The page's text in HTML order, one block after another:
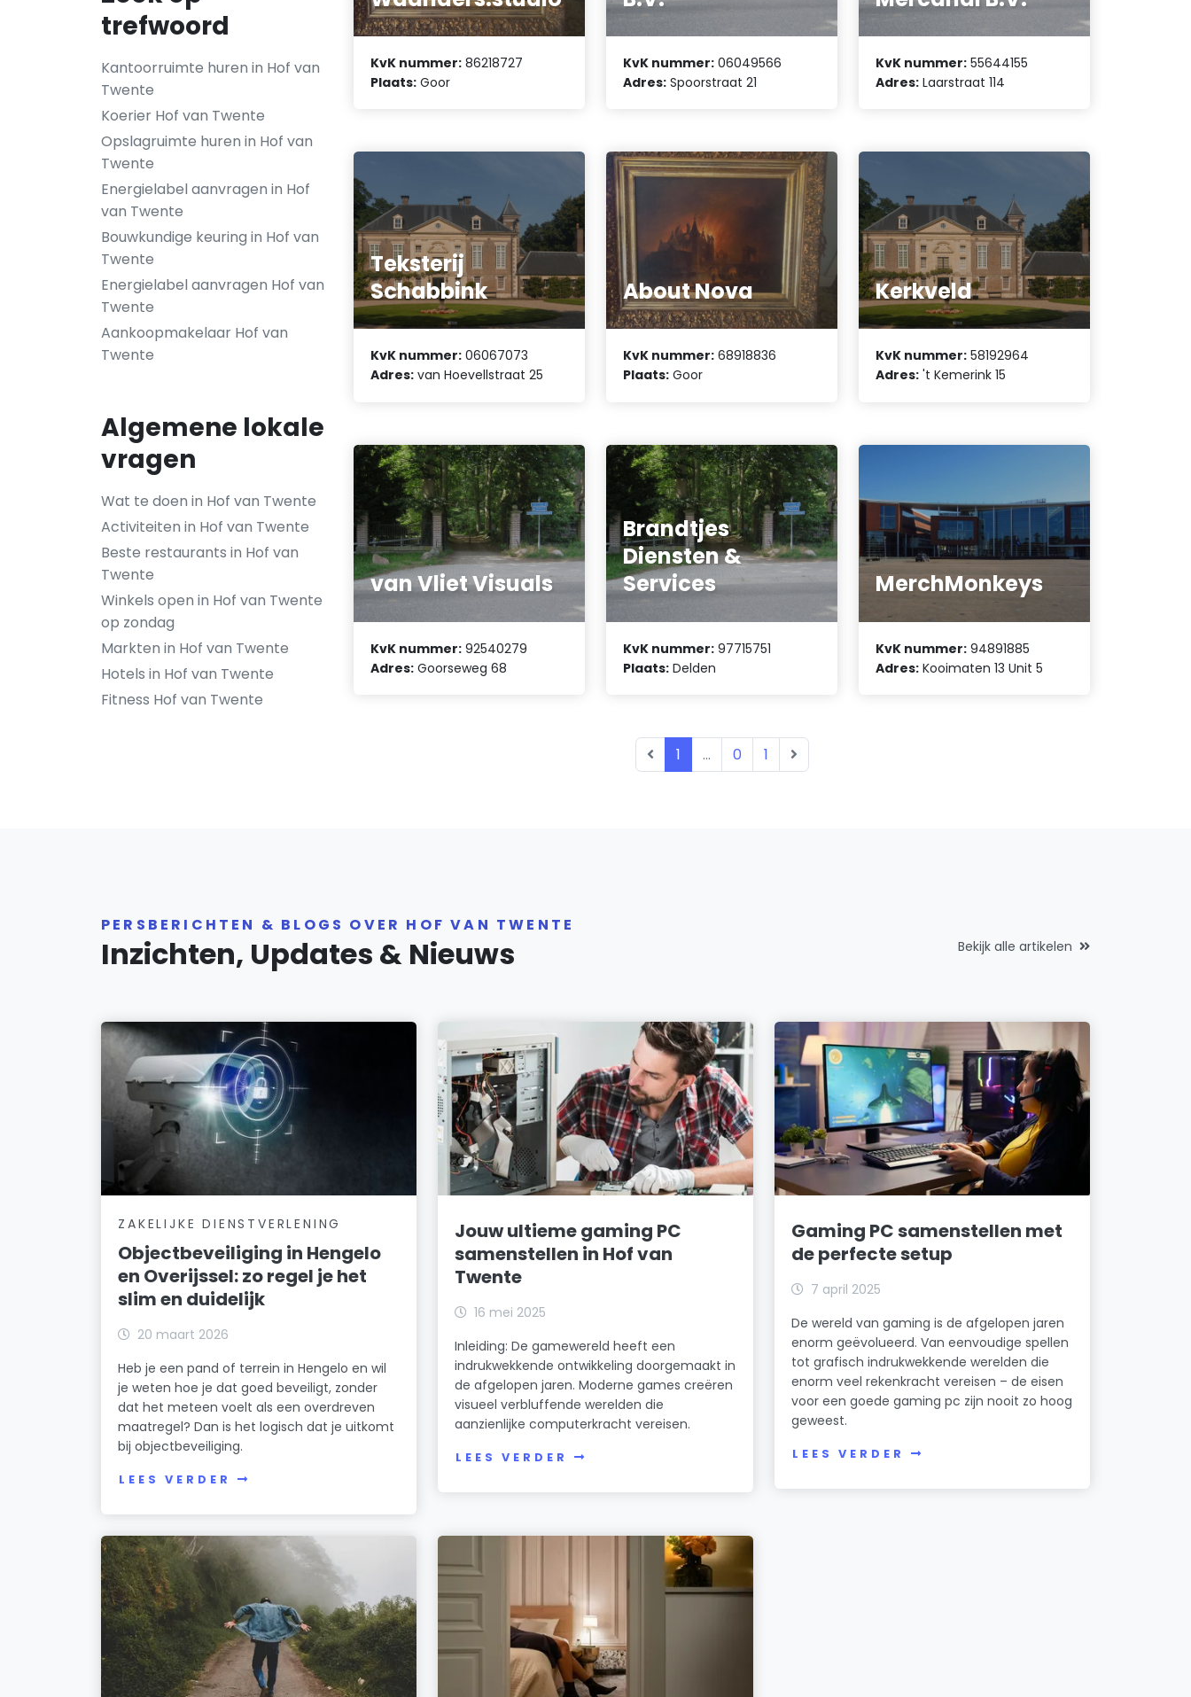
trefwoord
Kantoorruimte huren in Hof van
Twente
Koerier Hof van Twente
Opslagruimte huren in Hof van
Twente
Energielabel aanvragen in Hof
van Twente
Bouwkundige keuring in Hof van
Twente
Energielabel aanvragen Hof van
Twente
Aankoopmakelaar Hof van
Twente
Algemene lokale
vragen
Wat te doen in Hof van Twente
Activiteiten in Hof van Twente
Beste restaurants in Hof van
Twente
Winkels open in Hof van Twente
op zondag
Markten in Hof van Twente
Hotels in Hof van Twente
Fitness Hof van Twente
KvK nummer: 86218727
Plaats: Goor
KvK nummer: 06049566
Adres: Spoorstraat 21
KvK nummer: 55644155
Adres: Laarstraat 114
Teksterij
Schabbink
KvK nummer: 06067073
Adres: van Hoevellstraat 25
About Nova
KvK nummer: 68918836
Plaats: Goor
Kerkveld
KvK nummer: 58192964
Adres: 't Kemerink 15
van Vliet Visuals
KvK nummer: 92540279
Adres: Goorseweg 68
Brandtjes
Diensten &
Services
KvK nummer: 97715751
Plaats: Delden
MerchMonkeys
KvK nummer: 94891885
Adres: Kooimaten 13 Unit 5
1 ... 0 1
PERSBERICHTEN & BLOGS OVER HOF VAN TWENTE
Inzichten, Updates & Nieuws Bekijk alle artikelen
ZAKELIJKE DIENSTVERLENING
Objectbeveiliging in Hengelo
en Overijssel: zo regel je het
slim en duidelijk
20 maart 2026
Heb je een pand of terrein in Hengelo en wil
je weten hoe je dat goed beveiligt, zonder
dat het meteen voelt als een overdreven
maatregel? Dan is het logisch dat je uitkomt
bij objectbeveiliging.
LEES VERDER
Jouw ultieme gaming PC
samenstellen in Hof van
Twente
16 mei 2025
Inleiding: De gamewereld heeft een
indrukwekkende ontwikkeling doorgemaakt in
de afgelopen jaren. Moderne games creëren
visueel verbluffende werelden die
aanzienlijke computerkracht vereisen.
LEES VERDER
Gaming PC samenstellen met
de perfecte setup
7 april 2025
De wereld van gaming is de afgelopen jaren
enorm geëvolueerd. Van eenvoudige spellen
tot grafisch indrukwekkende werelden die
enorm veel rekenkracht vereisen – de eisen
voor een goede gaming pc zijn nooit zo hoog
geweest.
LEES VERDER